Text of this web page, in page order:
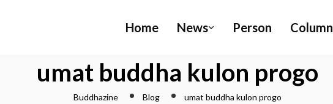
Home News Person Column
umat buddha kulon progo
Buddhazine Blog umat buddha kulon progo